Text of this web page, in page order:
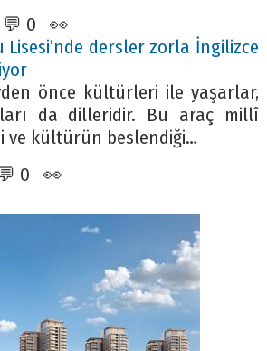
💬 0 👀
Lisesi’nde dersler zorla İngilizce
önce kültürleri ile yaşarlar,
da dilleridir. Bu araç millî
ve kültürün beslendiği…
💬 0 👀